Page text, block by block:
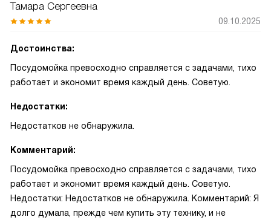
Тамара Сергеевна
09.10.2025
Достоинства:
Посудомойка превосходно справляется с задачами, тихо
работает и экономит время каждый день. Советую.
Недостатки:
Недостатков не обнаружила.
Комментарий:
Посудомойка превосходно справляется с задачами, тихо
работает и экономит время каждый день. Советую.
Недостатки: Недостатков не обнаружила. Комментарий: Я
долго думала, прежде чем купить эту технику, и не